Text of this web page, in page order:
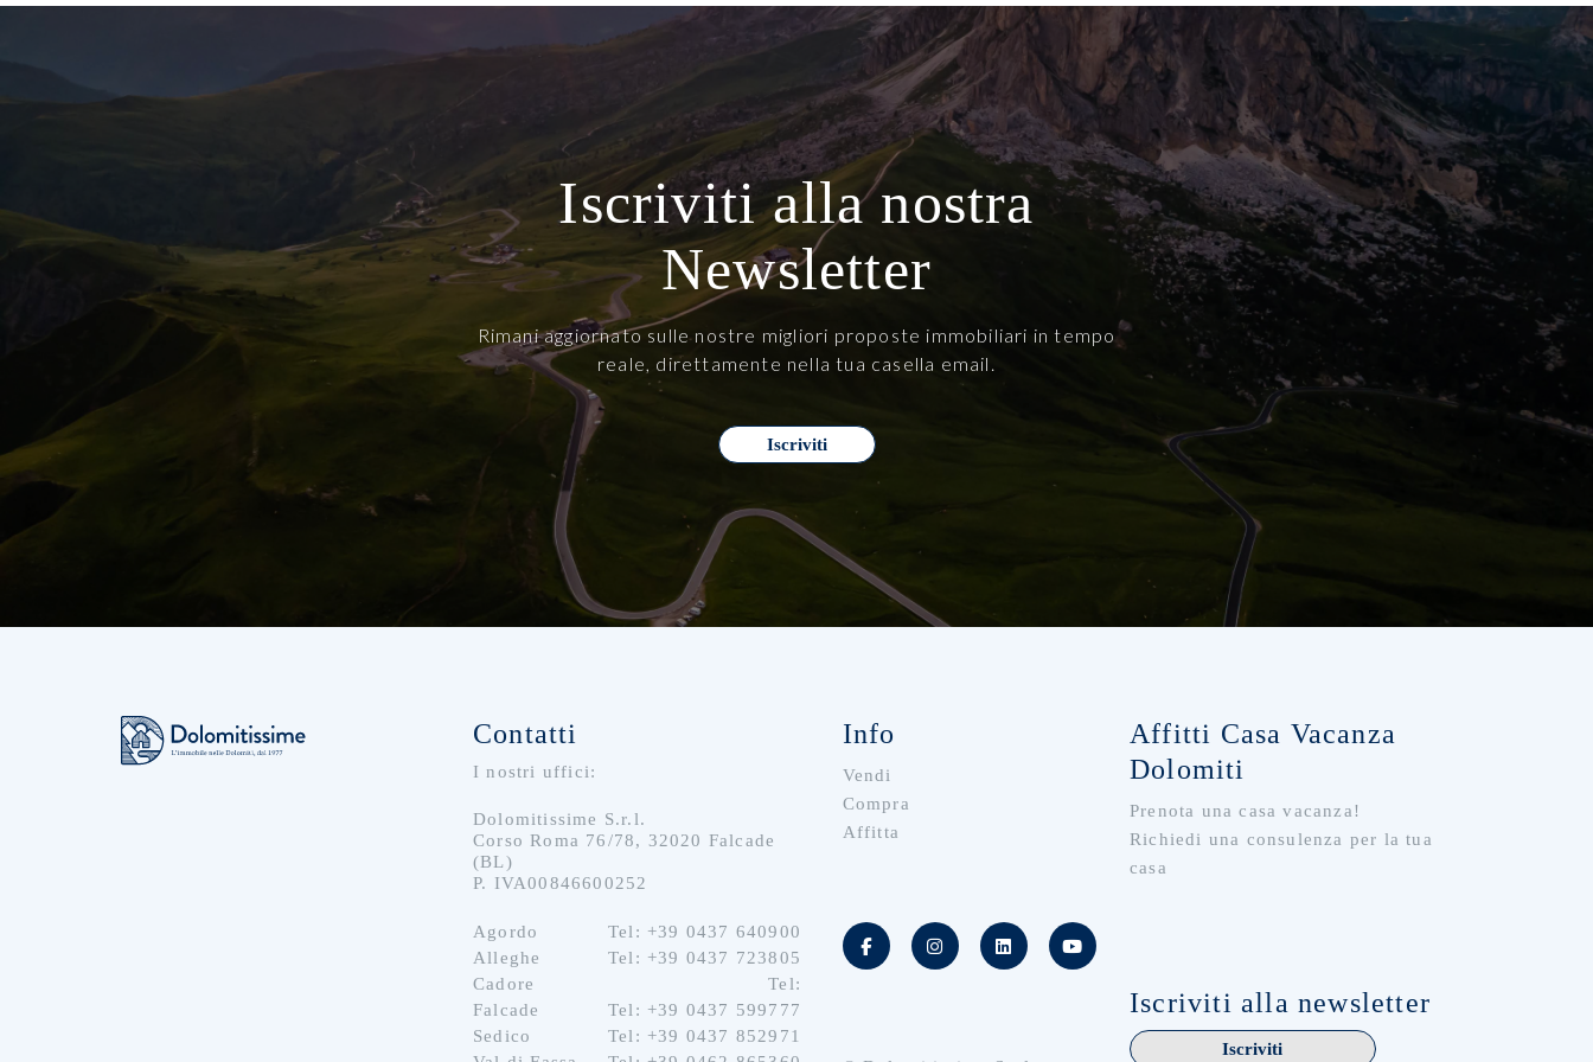
Iscriviti alla nostra
Newsletter
Rimani aggiornato sulle nostre migliori proposte immobiliari in tempo
reale, direttamente nella tua casella email.
Iscriviti
Contatti
I nostri uffici:
Dolomitissime S.r.l.
Corso Roma 76/78, 32020 Falcade
(BL)
P. IVA00846600252
Agordo
Tel: +39 0437 640900
Alleghe
Tel: +39 0437 723805
Cadore
Tel:
Falcade
Tel: +39 0437 599777
Sedico
Tel: +39 0437 852971
Info
Vendi
Compra
Affitta
Affitti Casa Vacanza
Dolomiti
Prenota una casa vacanza!
Richiedi una consulenza per la tua
casa
Iscriviti alla newsletter
Iscriviti